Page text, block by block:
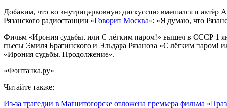
Добавим, что во внутрицерковную дискуссию вмешался и
Рязанского радиостанции «Говорит Москва»: «Я думаю, что
Фильм «Ирония судьбы, или С лёгким паром!» вышел в СССР 1
пьесы Эмиля Брагинского и Эльдара Рязанова «С лёгким
«Ирония судьбы. Продолжение».
«Фонтанка.ру»
Читайте также:
Из-за трагедии в Магнитогорске отложена премьера фильма